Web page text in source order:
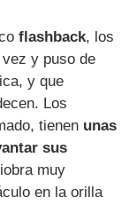
flashback, los
y puso de
y que
Los
tienen unas
sus
muy
en la orilla